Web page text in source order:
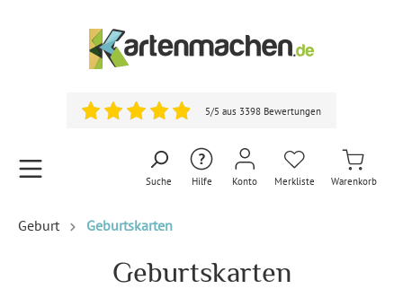
5/5 aus 3398 Bewertungen
Suche Hilfe Konto Merkliste Warenkorb
Geburt Geburtskarten
Geburtskarten